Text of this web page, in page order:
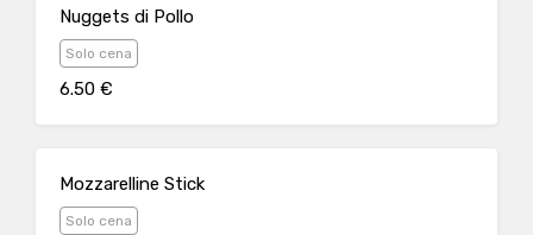
Nuggets di Pollo
Solo cena
6.50 €
Mozzarelline Stick
Solo cena